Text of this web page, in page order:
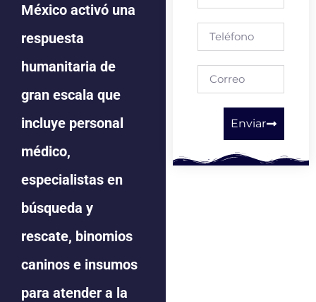
México activó una
respuesta
humanitaria de
gran escala que
incluye personal
médico,
especialistas en
búsqueda y
rescate, binomios
caninos e insumos
para atender a la
Enviar